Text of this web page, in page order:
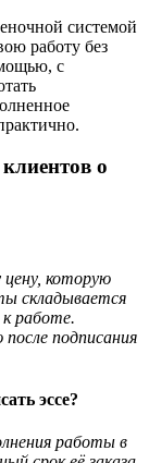
системой
работу без
с
о
цену, которую
складывается
работе.
подписания
эссе?
работы в